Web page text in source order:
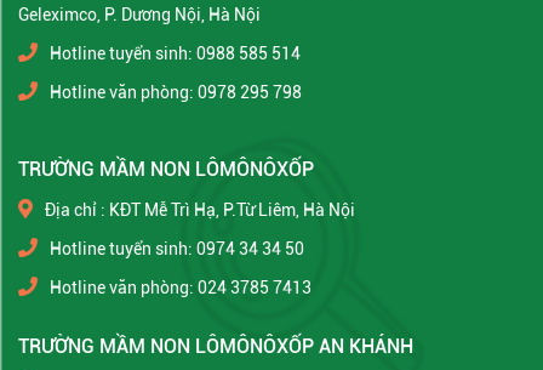
Geleximco, P. Dương Nội, Hà Nội
Hotline tuyển sinh: 0988 585 514
Hotline văn phòng: 0978 295 798
TRƯỜNG MẦM NON LÔMÔNÔXỐP
Địa chỉ : KĐT Mễ Trì Hạ, P.Từ Liêm, Hà Nội
Hotline tuyển sinh: 0974 34 34 50
Hotline văn phòng: 024 3785 7413
TRƯỜNG MẦM NON LÔMÔNÔXỐP AN KHÁNH